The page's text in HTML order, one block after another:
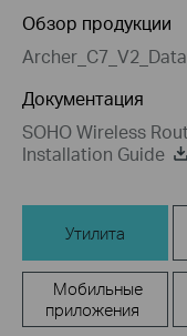
Обзор продукции
Документация
SOHO Wireless
Installation Guide
Утилита
Мобильные
приложения